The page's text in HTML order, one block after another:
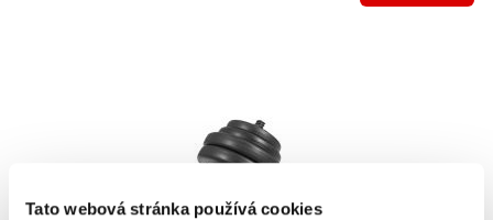
Tato webová stránka používá cookies